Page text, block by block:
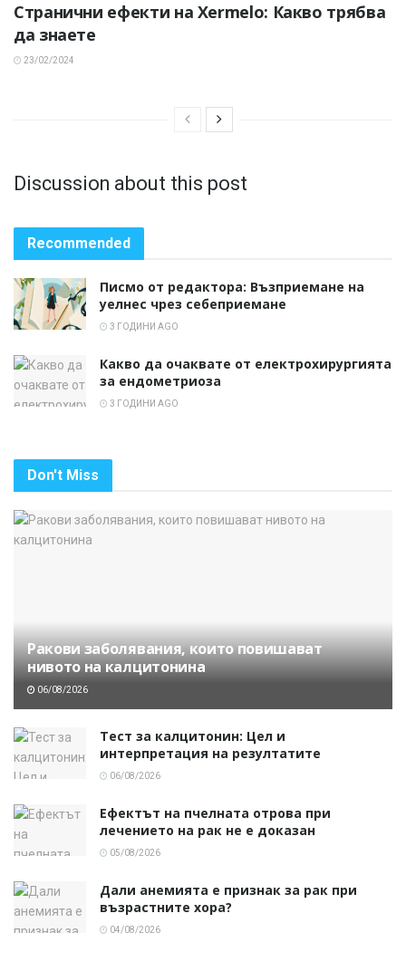
Странични ефекти на Xermelo: Какво трябва
да знаете
23/02/2024
Discussion about this post
Recommended
Писмо от редактора: Възприемане на
уелнес чрез себеприемане
3 ГОДИНИ AGO
Какво да очаквате от електрохирургията
за ендометриоза
3 ГОДИНИ AGO
Don't Miss
Ракови заболявания, които повишават
нивото на калцитонина
06/08/2026
Тест за калцитонин: Цел и
интерпретация на резултатите
06/08/2026
Ефектът на пчелната отрова при
лечението на рак не е доказан
05/08/2026
Дали анемията е признак за рак при
възрастните хора?
04/08/2026